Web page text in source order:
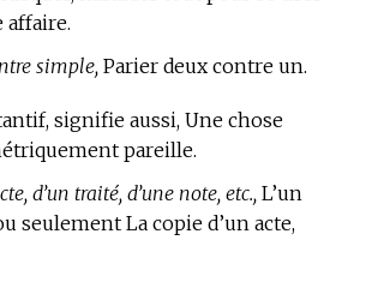
affaire.
simple,Parier deux contre un.
signifie aussi, Une chose
pareille.
d’un traité, d’une note, etc., L’un
seulement La copie d’un acte,